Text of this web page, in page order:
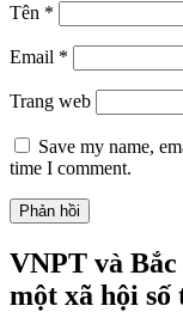
Tên *
Email *
Trang web
Save my name,
time I comment.
VNPT và
một xã hội số